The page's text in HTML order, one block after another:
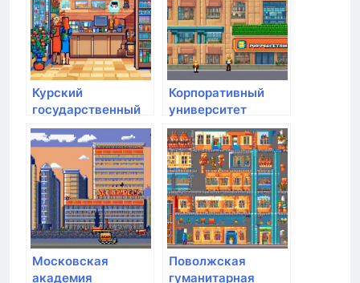
Курский
государственный
аграрный
университет им.
И.И. Иванова
Корпоративный
университет
развития
образования
Московская
академия
Поволжская
гуманитарная